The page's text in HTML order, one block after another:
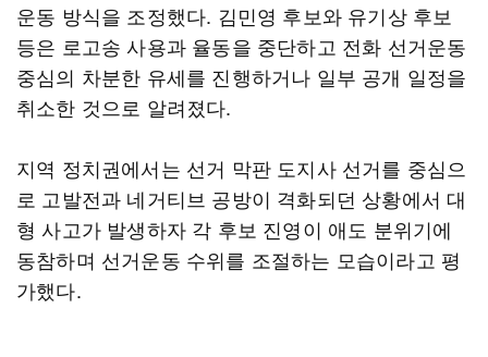
운동 방식을 조정했다. 김민영 후보와 유기상 후보
등은 로고송 사용과 율동을 중단하고 전화 선거운동
중심의 차분한 유세를 진행하거나 일부 공개 일정을
취소한 것으로 알려졌다.
지역 정치권에서는 선거 막판 도지사 선거를 중심으
로 고발전과 네거티브 공방이 격화되던 상황에서 대
형 사고가 발생하자 각 후보 진영이 애도 분위기에
동참하며 선거운동 수위를 조절하는 모습이라고 평
가했다.